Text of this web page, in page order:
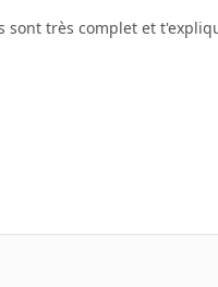
sont très complet et